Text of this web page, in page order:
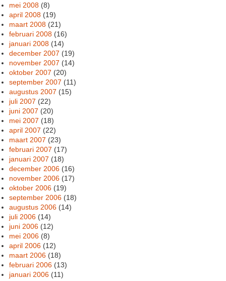
mei 2008 (8)
april 2008 (19)
maart 2008 (21)
februari 2008 (16)
januari 2008 (14)
december 2007 (19)
november 2007 (14)
oktober 2007 (20)
september 2007 (11)
augustus 2007 (15)
juli 2007 (22)
juni 2007 (20)
mei 2007 (18)
april 2007 (22)
maart 2007 (23)
februari 2007 (17)
januari 2007 (18)
december 2006 (16)
november 2006 (17)
oktober 2006 (19)
september 2006 (18)
augustus 2006 (14)
juli 2006 (14)
juni 2006 (12)
mei 2006 (8)
april 2006 (12)
maart 2006 (18)
februari 2006 (13)
januari 2006 (11)